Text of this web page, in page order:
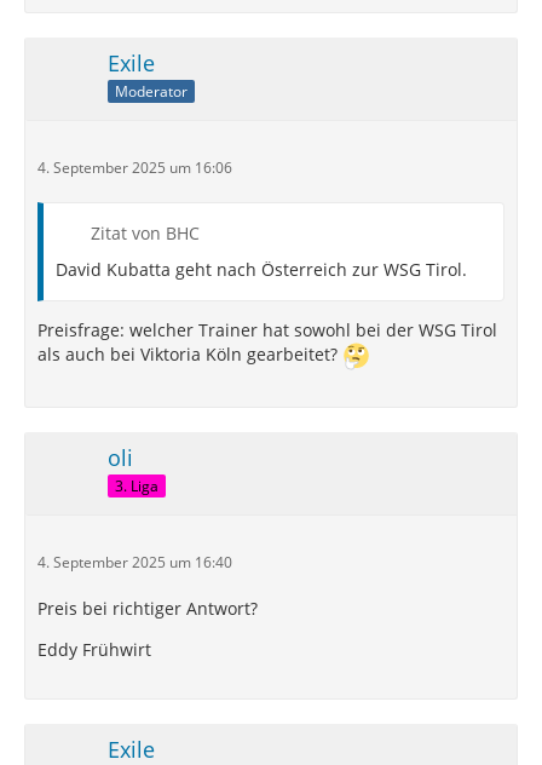
Exile
Moderator
4. September 2025 um 16:06
Zitat von BHC
David Kubatta geht nach Österreich zur WSG Tirol.
Preisfrage: welcher Trainer hat sowohl bei der WSG Tirol
als auch bei Viktoria Köln gearbeitet?
oli
3. Liga
4. September 2025 um 16:40
Preis bei richtiger Antwort?
Eddy Frühwirt
Exile